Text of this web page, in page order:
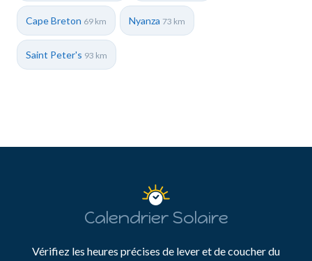
Cape Breton 69 km Nyanza 73 km
Saint Peter's 93 km
Calendrier Solaire
Vérifiez les heures précises de lever et de coucher du